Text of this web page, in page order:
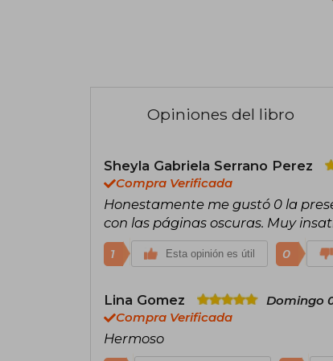
Opiniones del libro
Sheyla Gabriela Serrano Perez
Compra Verificada
Honestamente me gustó 0 la
con las páginas oscuras. Muy
1 Esta opinión es útil 0
Lina Gomez
Domingo
Compra Verificada
Hermoso